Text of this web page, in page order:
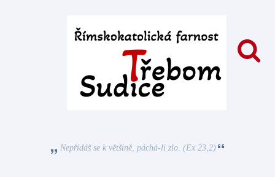
Nepřidáš se k většině, páchá-li zlo. (Ex 23,2)